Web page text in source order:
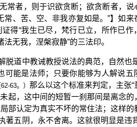
者，则于识欲贪断；欲贪断者，说
、苦、空、非我亦复如是。”】如来
得“我生已尽，梵行已立，所作已作
无我，涅槃寂静”的三法印。
脱道中教诫教授说法的典范，自然也
能是法师；只要你能够为人解说五
63。） 那么以这个标准来判定，主张“
起，这中间的短暂一刹那间是离念的
部认定为真实不坏的常住法；这样的
著五阴，永不舍离。这就很明显是违